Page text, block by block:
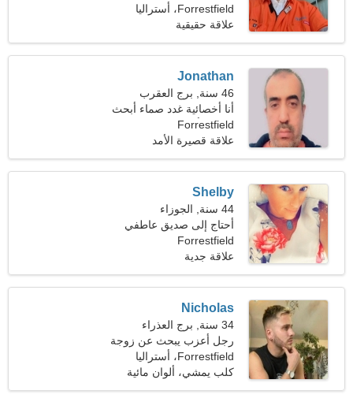
50-53
Forrestfield، أستراليا
علاقة حقيقية
Jonathan
46 سنة, برج العقرب
أنا أخصائية غدد صماء أبحث
عن امرأة ماهرة
Forrestfield
علاقة قصيرة الأمد
Shelby
44 سنة, الجوزاء
أحتاج إلى صديق عاطفي
للسفر معًا
Forrestfield
علاقة جدية
Nicholas
34 سنة, برج العذراء
رجل أعزب يبحث عن زوجة
26-32
Forrestfield، أستراليا
كلب يمشي، ألوان مائية